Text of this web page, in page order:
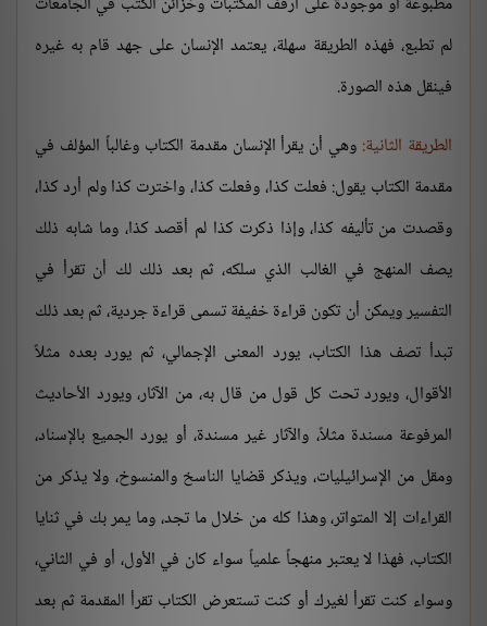
لم تطبع، فهذه الطريقة سهلة، يعتمد الإنسان على جهد قام به غيره
فينقل هذه الصورة.
الطريقة الثانية: وهي أن يقرأ الإنسان مقدمة الكتاب وغالباً المؤلف في
مقدمة الكتاب يقول: فعلت كذا، وفعلت كذا، واخترت كذا ولم أرد كذا،
وقصدت من تأليفه كذا، وإذا ذكرت كذا لم أقصد كذا، وما شابه ذلك
يصف المنهج في الغالب الذي سلكه، ثم بعد ذلك لك أن تقرأ في
التفسير ويمكن أن تكون قراءة خفيفة تسمى قراءة جردية، ثم بعد ذلك
تبدأ تصف هذا الكتاب، يورد المعنى الإجمالي، ثم يورد بعده مثلاً
الأقوال، ويورد تحت كل قول من قال به، من الآثار، ويورد الأحاديث
المرفوعة مسندة مثلاً، والآثار غير مسندة، أو يورد الجميع بالإسناد،
ومقل من الإسرائيليات، ويذكر قضايا الناسخ والمنسوخ، ولا يذكر من
القراءات إلا المتواتر، وهذا كله من خلال ما تجد، وما يمر بك في ثنايا
الكتاب، فهذا لا يعتبر منهجاً علمياً سواء كان في الأول، أو في الثاني،
وسواء كنت تقرأ لغيرك أو كنت تستعرض الكتاب تقرأ المقدمة ثم بعد